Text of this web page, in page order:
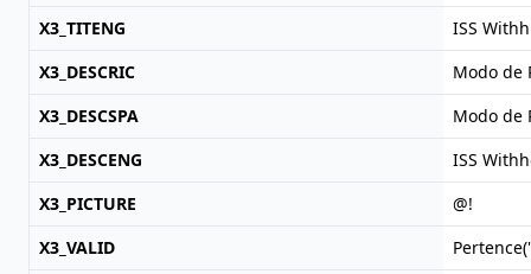
X3_TITENG
ISS
X3_DESCRIC
Modo de
X3_DESCSPA
Modo de
X3_DESCENG
ISS
X3_PICTURE
@!
X3_VALID